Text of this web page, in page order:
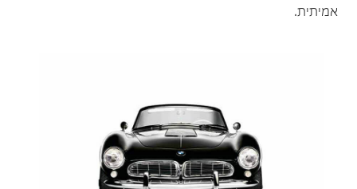
אמיתית.